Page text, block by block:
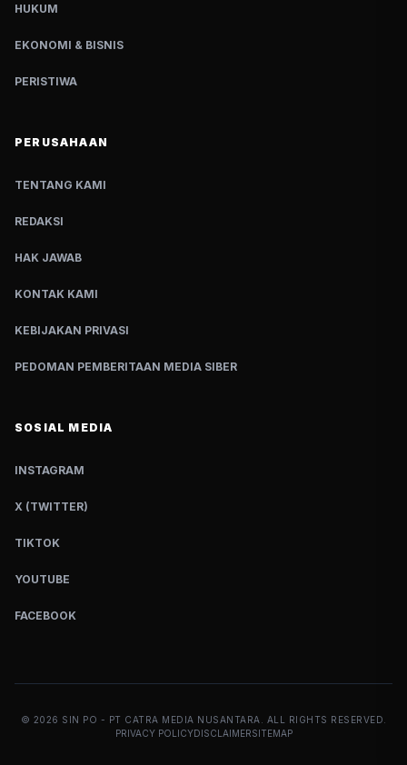
HUKUM
EKONOMI & BISNIS
PERISTIWA
PERUSAHAAN
TENTANG KAMI
REDAKSI
HAK JAWAB
KONTAK KAMI
KEBIJAKAN PRIVASI
PEDOMAN PEMBERITAAN MEDIA SIBER
SOSIAL MEDIA
INSTAGRAM
X (TWITTER)
TIKTOK
YOUTUBE
FACEBOOK
© 2026 SIN PO - PT CATRA MEDIA NUSANTARA. ALL RIGHTS RESERVED.
PRIVACY POLICYDISCLAIMERSITEMAP